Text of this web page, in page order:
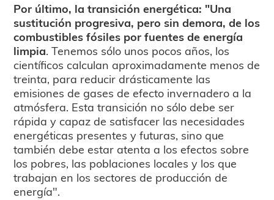
Por último, la transición energética: "Una
sustitución progresiva, pero sin demora, de los
combustibles fósiles por fuentes de energía
limpia. Tenemos sólo unos pocos años, los
científicos calculan aproximadamente menos de
treinta, para reducir drásticamente las
emisiones de gases de efecto invernadero a la
atmósfera. Esta transición no sólo debe ser
rápida y capaz de satisfacer las necesidades
energéticas presentes y futuras, sino que
también debe estar atenta a los efectos sobre
los pobres, las poblaciones locales y los que
trabajan en los sectores de producción de
energía".